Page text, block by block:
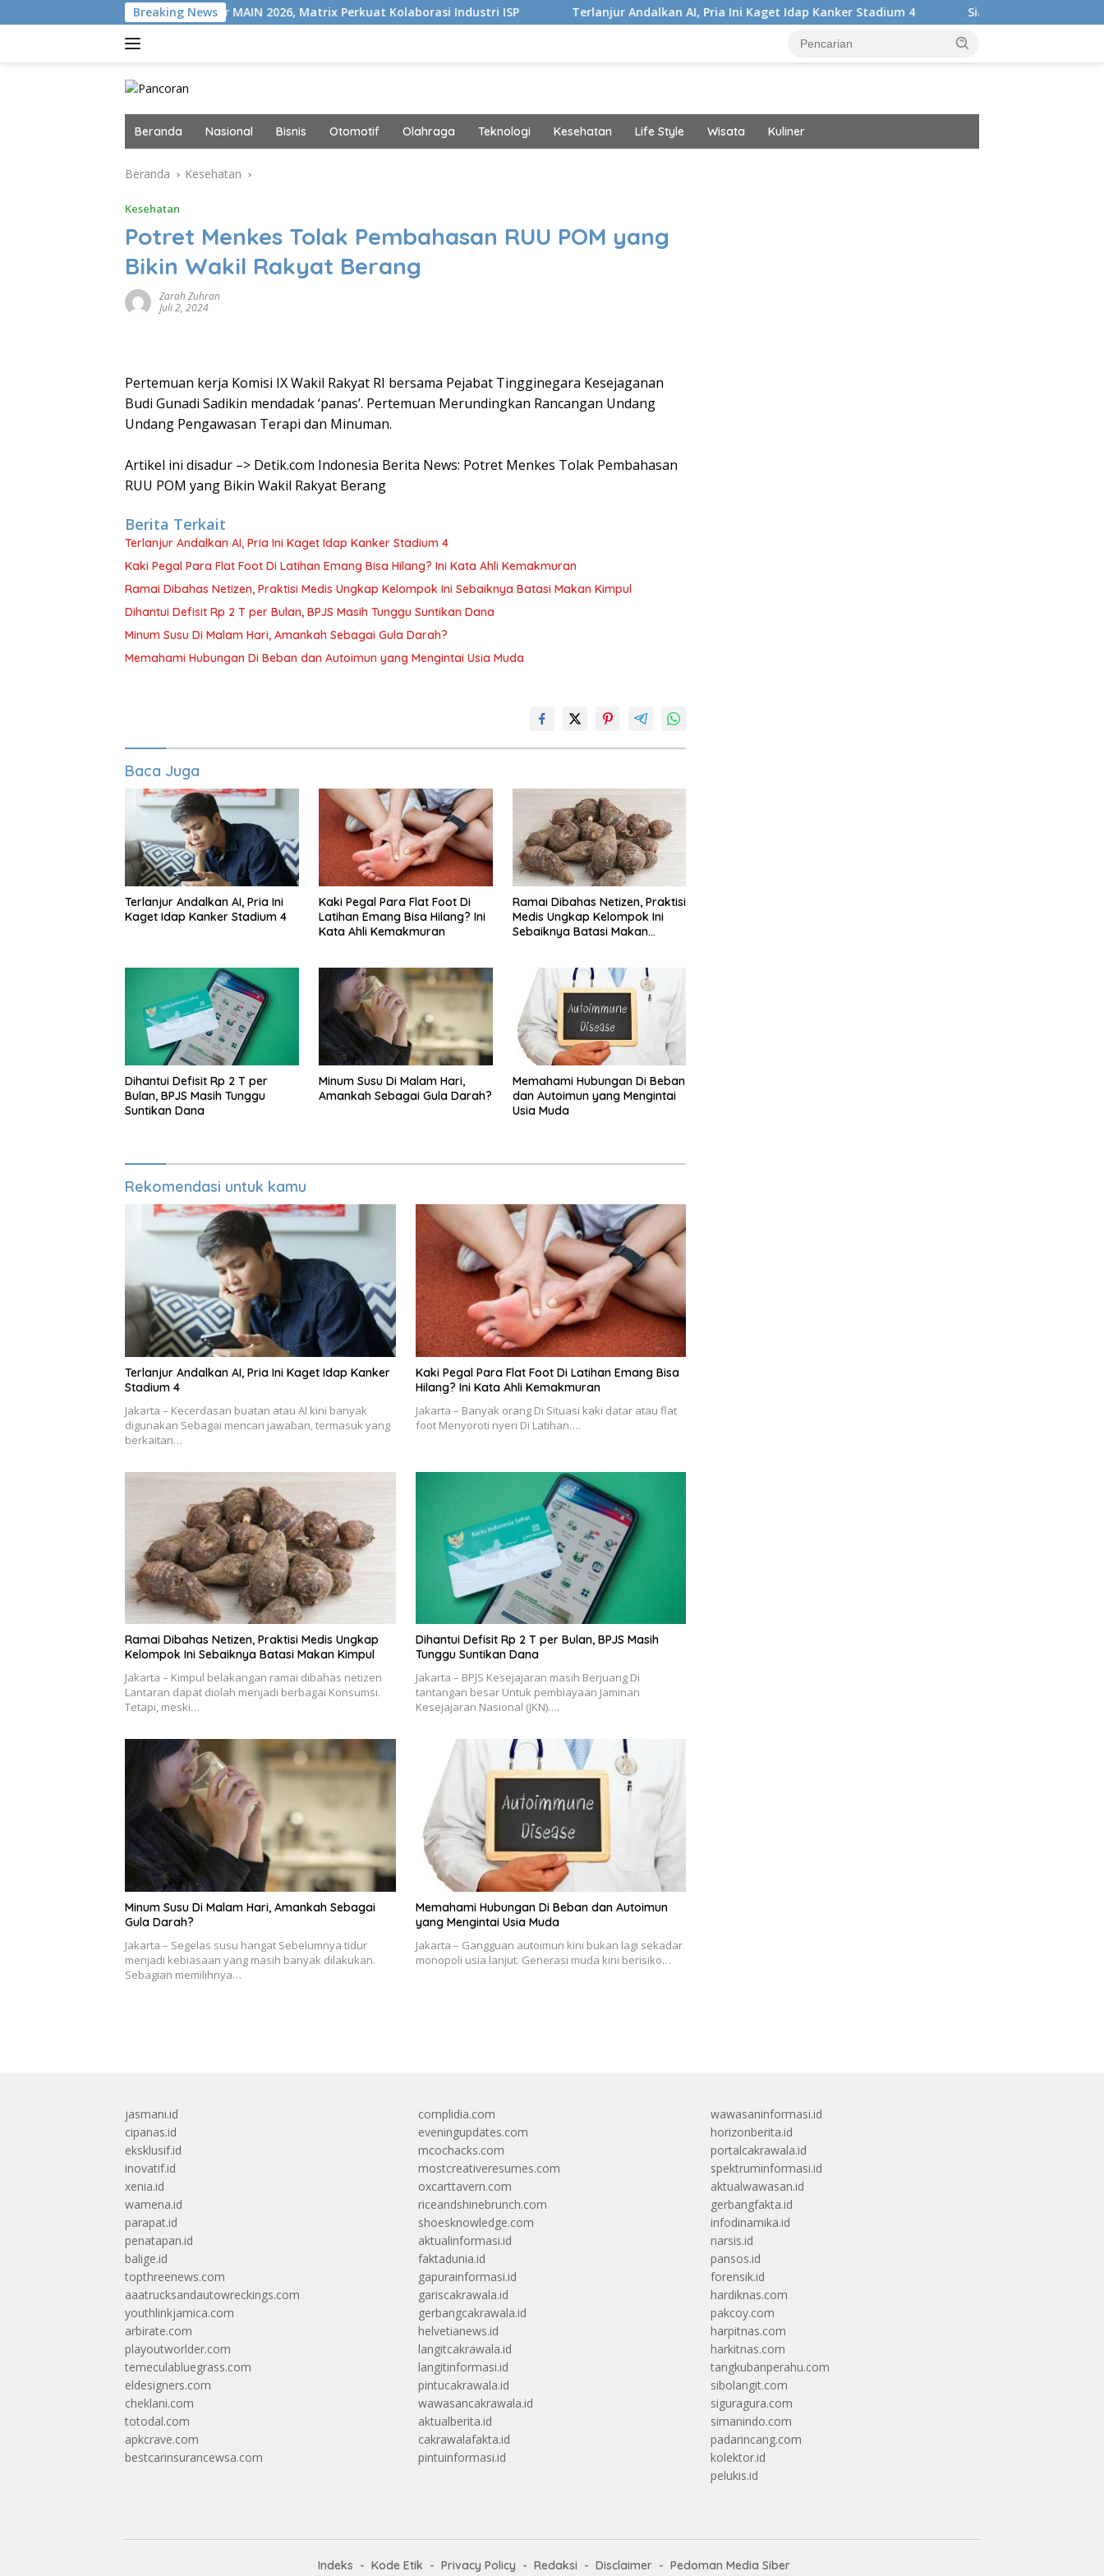
ke
Breaking News
Gelar MAIN 2026, Matrix Perkuat Kolaborasi Industri ISP Terlanjur Andalkan AI, Pria Ini Kaget Idap Kanker Stadium 4 Siap Harumkan Nama Bangsa,
Beranda Nasional Bisnis Otomotif Olahraga Teknologi Kesehatan Life Style Wisata Kuliner
Beranda Kesehatan
Kesehatan
Potret Menkes Tolak Pembahasan RUU POM yang
Bikin Wakil Rakyat Berang
Zarah Zuhran
Juli 2, 2024
Pertemuan kerja Komisi IX Wakil Rakyat RI bersama Pejabat Tingginegara Kesejaganan
Budi Gunadi Sadikin mendadak ‘panas’. Pertemuan Merundingkan Rancangan Undang
Undang Pengawasan Terapi dan Minuman.
Artikel ini disadur –> Detik.com Indonesia Berita News: Potret Menkes Tolak Pembahasan
RUU POM yang Bikin Wakil Rakyat Berang
Berita Terkait
Terlanjur Andalkan AI, Pria Ini Kaget Idap Kanker Stadium 4
Kaki Pegal Para Flat Foot Di Latihan Emang Bisa Hilang? Ini Kata Ahli Kemakmuran
Ramai Dibahas Netizen, Praktisi Medis Ungkap Kelompok Ini Sebaiknya Batasi Makan Kimpul
Dihantui Defisit Rp 2 T per Bulan, BPJS Masih Tunggu Suntikan Dana
Minum Susu Di Malam Hari, Amankah Sebagai Gula Darah?
Memahami Hubungan Di Beban dan Autoimun yang Mengintai Usia Muda
Baca Juga
Terlanjur Andalkan AI, Pria Ini
Kaget Idap Kanker Stadium 4
Kaki Pegal Para Flat Foot Di
Latihan Emang Bisa Hilang? Ini
Kata Ahli Kemakmuran
Ramai Dibahas Netizen, Praktisi
Medis Ungkap Kelompok Ini
Sebaiknya Batasi Makan
Dihantui Defisit Rp 2 T per
Bulan, BPJS Masih Tunggu
Suntikan Dana
Minum Susu Di Malam Hari,
Amankah Sebagai Gula Darah?
Memahami Hubungan Di Beban
dan Autoimun yang Mengintai
Usia Muda
Rekomendasi untuk kamu
Terlanjur Andalkan AI, Pria Ini Kaget Idap Kanker
Stadium 4
Jakarta – Kecerdasan buatan atau AI kini banyak
digunakan Sebagai mencari jawaban, termasuk yang
berkaitan…
Kaki Pegal Para Flat Foot Di Latihan Emang Bisa
Hilang? Ini Kata Ahli Kemakmuran
Jakarta – Banyak orang Di Situasi kaki datar atau flat
foot Menyoroti nyeri Di Latihan….
Ramai Dibahas Netizen, Praktisi Medis Ungkap
Kelompok Ini Sebaiknya Batasi Makan Kimpul
Jakarta – Kimpul belakangan ramai dibahas netizen
Lantaran dapat diolah menjadi berbagai Konsumsi.
Tetapi, meski…
Dihantui Defisit Rp 2 T per Bulan, BPJS Masih
Tunggu Suntikan Dana
Jakarta – BPJS Kesejajaran masih Berjuang Di
tantangan besar Untuk pembiayaan Jaminan
Kesejajaran Nasional (JKN)….
Minum Susu Di Malam Hari, Amankah Sebagai
Gula Darah?
Jakarta – Segelas susu hangat Sebelumnya tidur
menjadi kebiasaan yang masih banyak dilakukan.
Sebagian memilihnya…
Memahami Hubungan Di Beban dan Autoimun
yang Mengintai Usia Muda
Jakarta – Gangguan autoimun kini bukan lagi sekadar
monopoli usia lanjut. Generasi muda kini berisiko…
jasmani.id
cipanas.id
eksklusif.id
inovatif.id
xenia.id
wamena.id
parapat.id
penatapan.id
balige.id
topthreenews.com
aaatrucksandautowreckings.com
youthlinkjamica.com
arbirate.com
playoutworlder.com
temeculabluegrass.com
eldesigners.com
cheklani.com
totodal.com
apkcrave.com
bestcarinsurancewsa.com
complidia.com
eveningupdates.com
mcochacks.com
mostcreativeresumes.com
oxcarttavern.com
riceandshinebrunch.com
shoesknowledge.com
aktualinformasi.id
faktadunia.id
gapurainformasi.id
gariscakrawala.id
gerbangcakrawala.id
helvetianews.id
langitcakrawala.id
langitinformasi.id
pintucakrawala.id
wawasancakrawala.id
aktualberita.id
cakrawalafakta.id
pintuinformasi.id
wawasaninformasi.id
horizonberita.id
portalcakrawala.id
spektruminformasi.id
aktualwawasan.id
gerbangfakta.id
infodinamika.id
narsis.id
pansos.id
forensik.id
hardiknas.com
pakcoy.com
harpitnas.com
harkitnas.com
tangkubanperahu.com
sibolangit.com
siguragura.com
simanindo.com
padarincang.com
kolektor.id
pelukis.id
Indeks Kode Etik Privacy Policy Redaksi Disclaimer Pedoman Media Siber